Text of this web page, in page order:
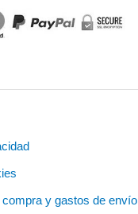
y gastos de envío